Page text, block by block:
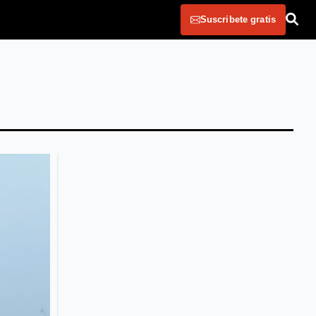
Suscribete gratis